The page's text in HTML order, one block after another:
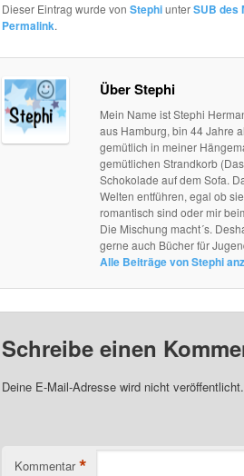
Dieser Eintrag wurde von StephiunterSUB des
Permalink.
Über Stephi
Mein Name ist Stephi
aus Hamburg, bin 44 Jahre
gemütlich in meiner
gemütlichen Strandkorb
Schokolade auf dem Sofa.
Welten entführen, egal ob
romantisch sind oder mir
Die Mischung macht´s.
gerne auch Bücher für
Alle Beiträge von Stephi
Schreibe einen
Deine E-Mail-Adresse wird nicht veröffentlicht.
Kommentar *